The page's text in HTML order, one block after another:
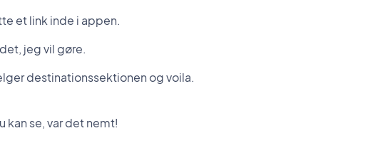
et link inde i appen.
jeg vil gøre.
destinationssektionen og voila.
kan se, var det nemt!